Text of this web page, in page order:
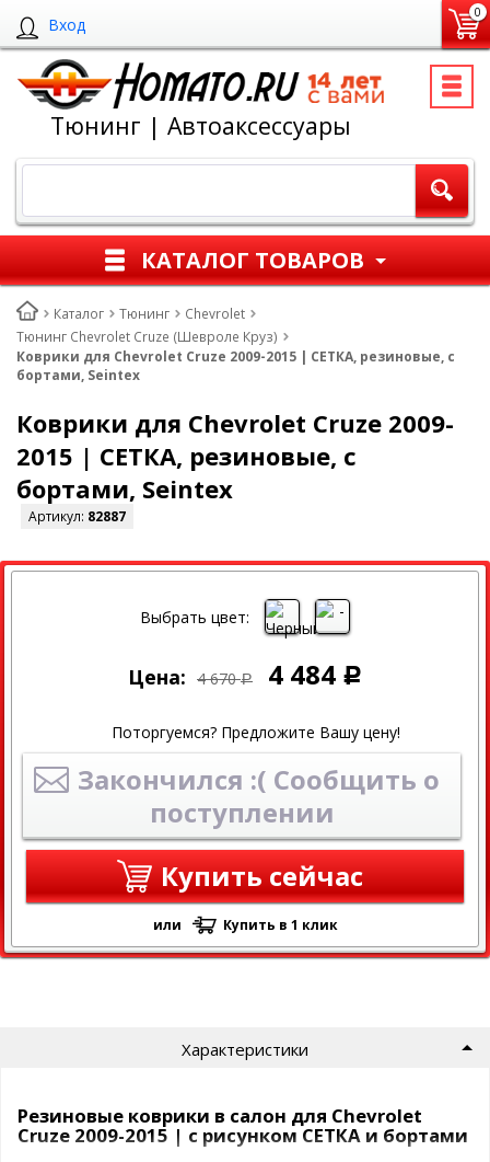
Вход
0
Тюнинг | Автоаксессуары
КАТАЛОГ ТОВАРОВ
Каталог Тюнинг
Chevrolet
Тюнинг Chevrolet Cruze (Шевроле Круз)
Коврики для Chevrolet Cruze 2009-2015 | СЕТКА, резиновые, с
бортами, Seintex
Коврики для Chevrolet Cruze 2009-
2015 | СЕТКА, резиновые, с
бортами, Seintex
Артикул: 82887
СКИДКА
Выбрать цвет:
Цена: 4 670 Р 4 484 Р
Поторгуемся? Предложите Вашу цену!
Закончился :( Сообщить о
поступлении
Купить сейчас
или Купить в 1 клик
Характеристики
Резиновые коврики в салон для Chevrolet
Cruze 2009-2015 | с рисунком СЕТКА и бортами